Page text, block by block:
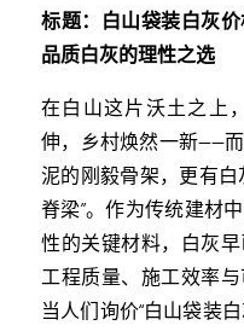
标题：白山袋装白灰价
品质白灰的理性之选
在白山这片沃土之上
伸，乡村焕然一新——
泥的刚毅骨架，更有
脊梁”。作为传统建材
性的关键材料，白灰
工程质量、施工效率
当人们询价“白山袋装